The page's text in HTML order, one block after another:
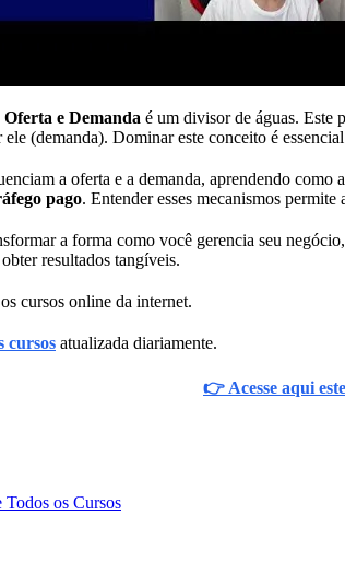
e Demanda é um divisor de águas. Este
(demanda). Dominar este conceito é
a oferta e a demanda, aprendendo
pago. Entender esses mecanismos
a forma como você gerencia seu
resultados tangíveis.
cursos online da internet.
cursos atualizada diariamente.
👉 Acesse aqui
Todos os Cursos